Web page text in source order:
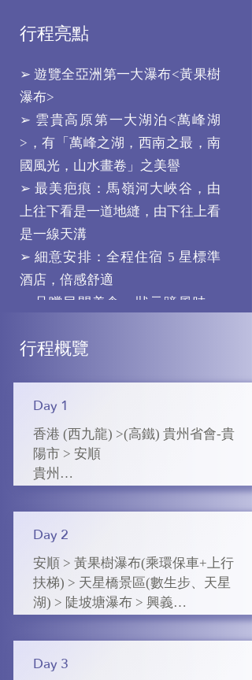
行程亮點
➢ 遊覽全亞洲第一大瀑布<黃果樹
瀑布>
➢ 雲貴高原第一大湖泊<萬峰湖
>，有「萬峰之湖，西南之最，南
國風光，山水畫卷」之美譽
➢ 最美疤痕：馬嶺河大峽谷，由
上往下看是一道地縫，由下往上看
是一線天溝
➢ 細意安排：全程住宿 5 星標準
酒店，倍感舒適
➢ 品嚐民間美食：狀元蹄風味、
宴
行程概覽
Day 1
香港 (西九龍) >(高鐵) 貴州省會-貴
陽市 > 安順
貴州
這裏四季分明，冬無嚴寒、夏無酷
暑，2007 年被評為中國避暑之都，
森林覆蓋率高，降雨量豐富。實為
夏季休閒度假的天堂。
安順
安順是一個歷史文化悠久的城市，
溶瀑布等隨處可見，地下溶洞、暗
Day 2
安順 > 黃果樹瀑布(乘環保車+上行
扶梯) > 天星橋景區(數生步、天星
湖) > 陡坡塘瀑布 > 興義
黃果樹瀑布是 86 版《西遊記》的取
景地，因兩岸生長著“黃果樹”而得
Day 3